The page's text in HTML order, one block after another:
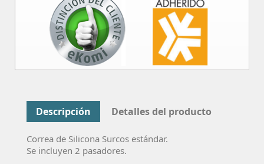
Descripción Detalles del producto
Correa de Silicona Surcos estándar.
Se incluyen 2 pasadores.